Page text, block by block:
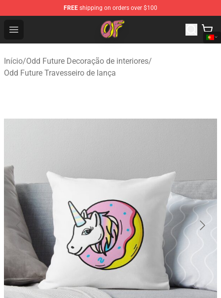
FREE shipping on orders over $100
Open menu
Odd Future Shop - Official Odd Future Merchandise Store
Início/Odd Future Decoração de interiores/
Odd Future Travesseiro de lança